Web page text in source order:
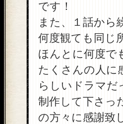
です！
また、１話から
何度観ても同じ
ほんとに何度で
たくさんの人に
らしいドラマだ
制作して下さっ
の方々に感謝致